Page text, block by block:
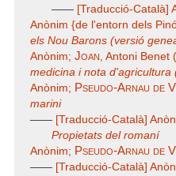
—— [Traducció-Català]
Anònim {de l'entorn dels
els Nou Barons (versió
Anònim; Joan, Antoni Benet
medicina i nota d'agricultura
Anònim; Pseudo-Arnau de
marini
—— [Traducció-Català]
Propietats del romaní
Anònim; Pseudo-Arnau de
—— [Traducció-Català]